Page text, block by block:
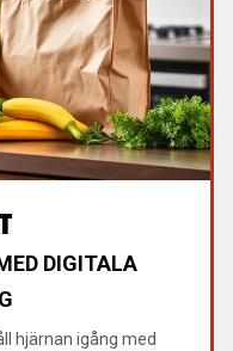
DIGITALA
hjärnan igång med